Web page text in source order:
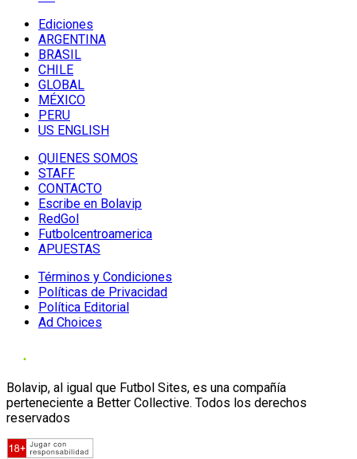
Ediciones
ARGENTINA
BRASIL
CHILE
GLOBAL
MÉXICO
PERU
US ENGLISH
QUIENES SOMOS
STAFF
CONTACTO
Escribe en Bolavip
RedGol
Futbolcentroamerica
APUESTAS
Términos y Condiciones
Políticas de Privacidad
Política Editorial
Ad Choices
Bolavip, al igual que Futbol Sites, es una compañía
perteneciente a Better Collective. Todos los derechos
reservados